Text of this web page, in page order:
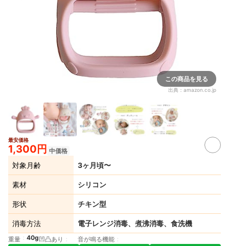
この商品を見る
出典： amazon.co.jp
最安価格
1,300円 中価格
対象月齢 3ヶ月頃〜
素材 シリコン
形状 チキン型
消毒方法 電子レンジ消毒、煮沸消毒、食洗機
重量 40g凹凸あり 音が鳴る機能